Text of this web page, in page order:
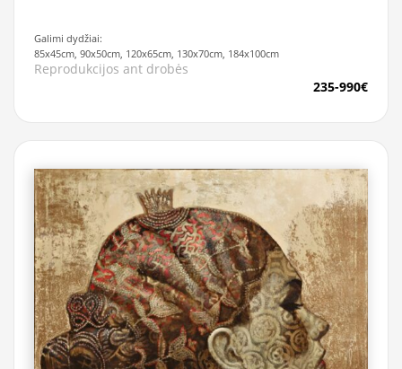
Galimi dydžiai:
85x45cm, 90x50cm, 120x65cm, 130x70cm, 184x100cm
Reprodukcijos ant drobės
235-990€